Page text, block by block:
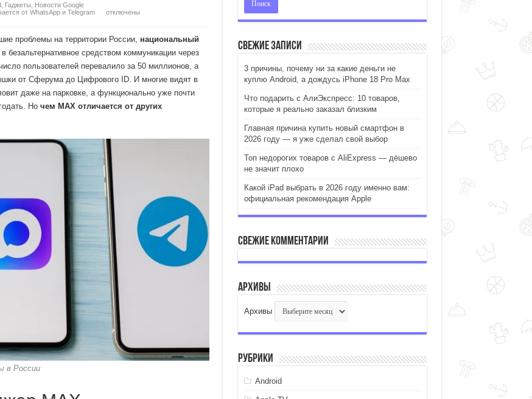
, Гаджеты
Новости Google
от WhatsApp и Telegram
отключены
проблемы на территории России, национальный
безальтернативное средством коммуникации через
пользователей перевалило за 50 миллионов, а
от Сферума до Цифрового ID. И многие видят в
даже на парковке, а функционально уже почти
Но чем MAX отличается от других
в России
Свежие записи
3 причины, почему ни за какие деньги не
куплю Android, а дождусь iPhone 18 Pro Max
Что подарить с АлиЭкспресс: 10 товаров,
которые я реально заказал близким
Главная причина купить новый смартфон в
2026 году — я уже сделал свой выбор
Топ недорогих товаров с AliExpress — дёшево
не значит плохо
Какой iPad выбрать в 2026 году именно вам:
официальная рекомендация Apple
Свежие комментарии
Архивы
Архивы
Рубрики
Android